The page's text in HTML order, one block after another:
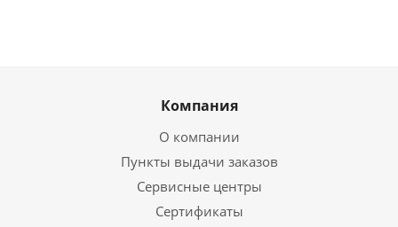
Компания
О компании
Пункты выдачи заказов
Сервисные центры
Сертификаты